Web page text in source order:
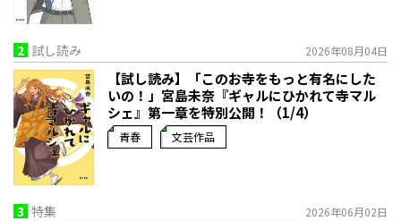
2 試し読み 2026年08月04日
【試し読み】「このお寺をもっと有名にした
いの！」宮島未奈『ギャルにひかれて寺マル
シェ』第一章を特別公開！（1/4）
青春 文芸作品
3 特集 2026年06月02日